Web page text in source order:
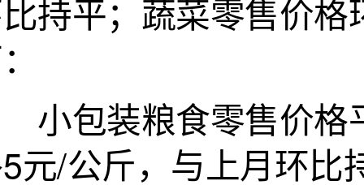
持平；蔬菜零售价
装粮食零售价格平
元/公斤，与上月环比